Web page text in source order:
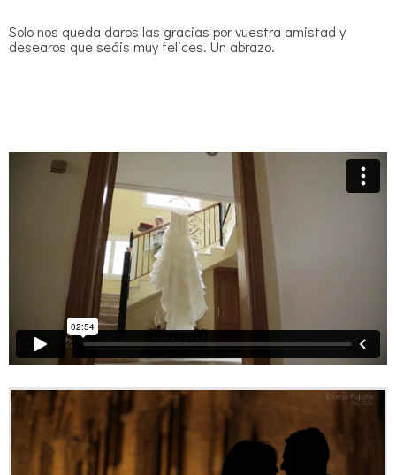
Solo nos queda daros las gracias por vuestra amistad y
desearos que seáis muy felices. Un abrazo.